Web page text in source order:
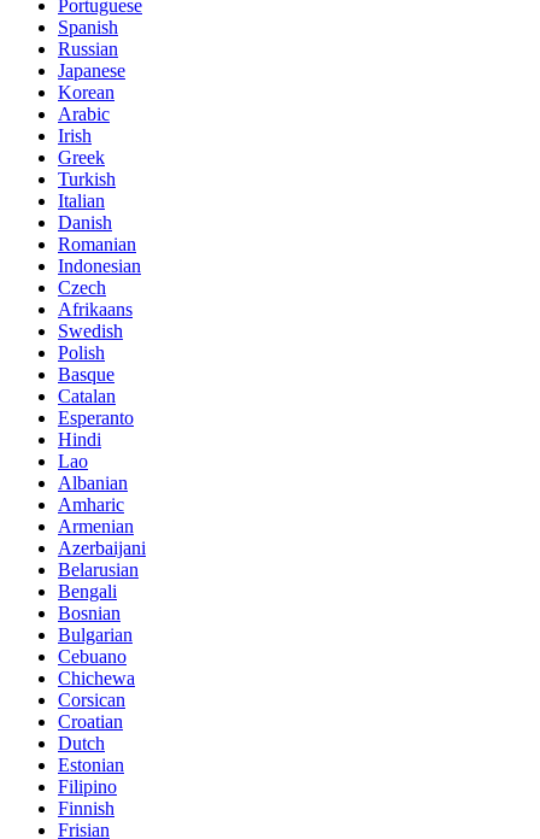
Portuguese
Spanish
Russian
Japanese
Korean
Arabic
Irish
Greek
Turkish
Italian
Danish
Romanian
Indonesian
Czech
Afrikaans
Swedish
Polish
Basque
Catalan
Esperanto
Hindi
Lao
Albanian
Amharic
Armenian
Azerbaijani
Belarusian
Bengali
Bosnian
Bulgarian
Cebuano
Chichewa
Corsican
Croatian
Dutch
Estonian
Filipino
Finnish
Frisian